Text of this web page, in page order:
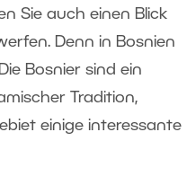
Sie auch einen Blick
Denn in Bosnien
Bosnier sind ein
Tradition,
einige interessante